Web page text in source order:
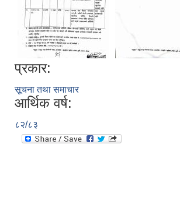
प्रकार:
सूचना तथा समाचार
आर्थिक वर्ष:
८२/८३